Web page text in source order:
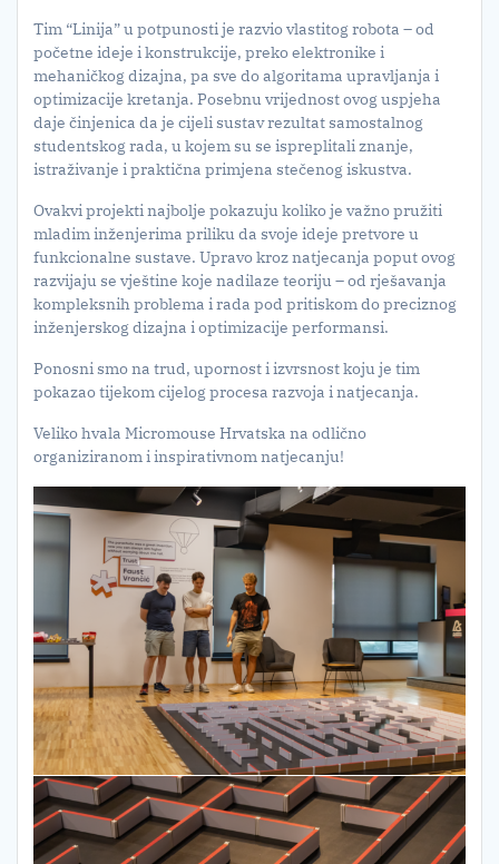
Tim “Linija” u potpunosti je razvio vlastitog robota – od
početne ideje i konstrukcije, preko elektronike i
mehaničkog dizajna, pa sve do algoritama upravljanja i
optimizacije kretanja. Posebnu vrijednost ovog uspjeha
daje činjenica da je cijeli sustav rezultat samostalnog
studentskog rada, u kojem su se ispreplitali znanje,
istraživanje i praktična primjena stečenog iskustva.
Ovakvi projekti najbolje pokazuju koliko je važno pružiti
mladim inženjerima priliku da svoje ideje pretvore u
funkcionalne sustave. Upravo kroz natjecanja poput ovog
razvijaju se vještine koje nadilaze teoriju – od rješavanja
kompleksnih problema i rada pod pritiskom do preciznog
inženjerskog dizajna i optimizacije performansi.
Ponosni smo na trud, upornost i izvrsnost koju je tim
pokazao tijekom cijelog procesa razvoja i natjecanja.
Veliko hvala Micromouse Hrvatska na odlično
organiziranom i inspirativnom natjecanju!